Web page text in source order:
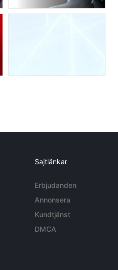
Sajtlänkar
Erbjudanden
Annonsera
Kundtjänst
DMCA